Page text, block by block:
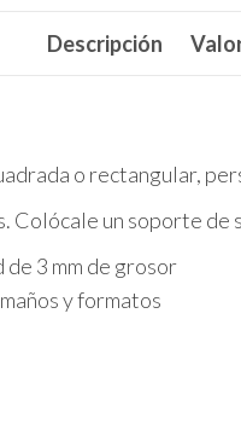
Descripción
o rectangular,
Colócale un soporte de
de 3 mm de grosor
y formatos